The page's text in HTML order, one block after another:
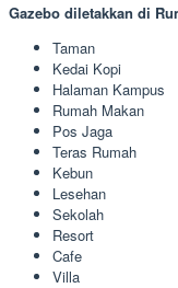
Gazebo diletakkan di
Taman
Kedai Kopi
Halaman Kampus
Rumah Makan
Pos Jaga
Teras Rumah
Kebun
Lesehan
Sekolah
Resort
Cafe
Villa